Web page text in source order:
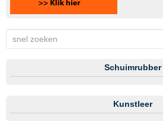
Schuimrubber
Kunstleer